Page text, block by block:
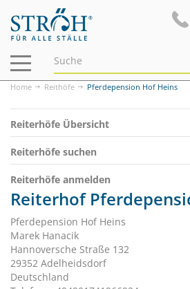
Navigation
ein-/ausblenden
Home Reithöfe Pferdepension Hof Heins
Reiterhöfe Übersicht
Reiterhöfe suchen
Reiterhöfe anmelden
Reiterhof
Pferdepension Hof Heins
Marek Hanacik
Hannoversche Straße 132
29352 Adelheidsdorf
Deutschland